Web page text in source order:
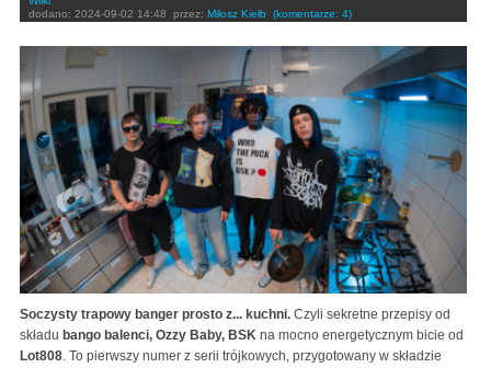
dodano: 2024-09-02 14:48 przez: Miłosz Kiełb (komentarze: 4)
Soczysty trapowy banger prosto z... kuchni. Czyli sekretne przepisy od
składu bango balenci, Ozzy Baby, BSK na mocno energetycznym bicie od
Lot808. To pierwszy numer z serii trójkowych, przygotowany w składzie